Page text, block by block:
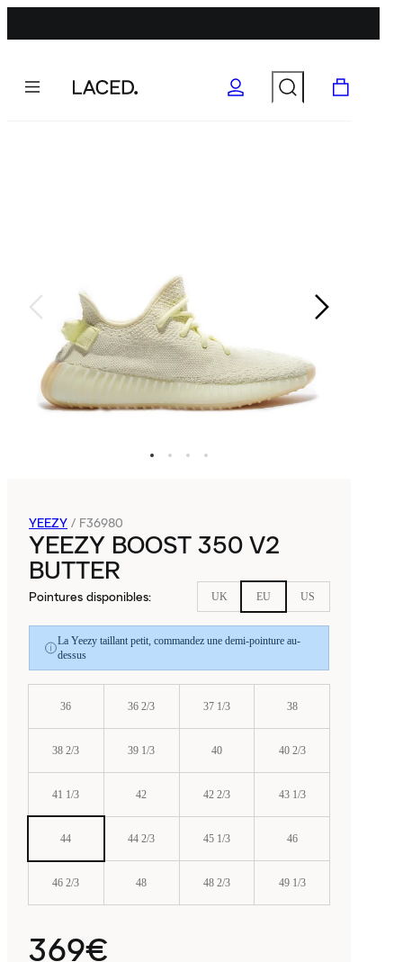
YEEZY / F36980
YEEZY BOOST 350 V2
BUTTER
Pointures disponibles: UK EU US
La Yeezy taillant petit, commandez une demi-pointure au-
dessus
36 36 2/3 37 1/3 38
38 2/3 39 1/3 40 40 2/3
41 1/3 42 42 2/3 43 1/3
44 44 2/3 45 1/3 46
46 2/3 48 48 2/3 49 1/3
369€